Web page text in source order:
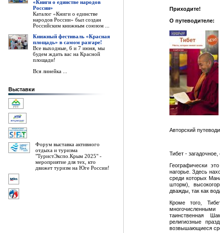
«Книги о единстве народов
России»
Каталог «Книги о единстве
народов России» был создан
Российским книжным союзом ...
Книжный фестиваль «Красная
площадь» в самом разгаре!
Все выходные, 6 и 7 июня, мы
будем ждать вас на Красной
площади!
Вся линейка ...
Выставки
Форум выставка активного
отдыха и туризма
"ТуристЭкспо.Крым 2025" -
мероприятие для тех, кто
движет туризм на Юге России!
Приходите!
О путеводителе:
Авторский
Тибет -
Географически
нагорье. Здесь
среди которых
шторм),
дважды, так как
Кроме того,
таинственная
религиозные
возвышающиеся